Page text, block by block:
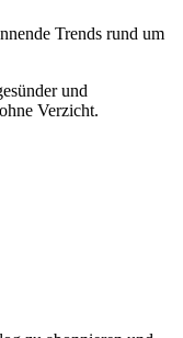
Trends rund um
und
Verzicht.